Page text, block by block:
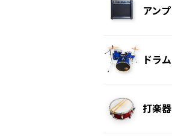
アンプ
ドラム
打楽器